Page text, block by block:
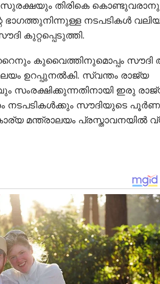
സുരക്ഷയും തിരികെ
ഭാഗത്തുനിന്നുള്ള നടപടികൾ
കുറ്റപ്പെടുത്തി.
കുവൈത്തിനുമൊപ്പം സൗദി
ഉറപ്പുനൽകി. സ്വന്തം രാജ്യ
സംരക്ഷിക്കുന്നതിനായി ഇരു
നടപടികൾക്കും സൗദിയുടെ പൂർണ
മന്ത്രാലയം പ്രസ്താവനയിൽ